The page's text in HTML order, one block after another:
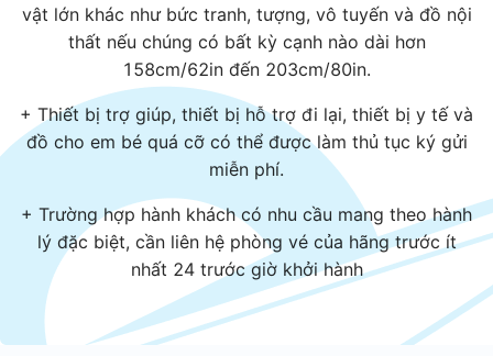
vật lớn khác như bức tranh, tượng, vô tuyến và đồ nội
thất nếu chúng có bất kỳ cạnh nào dài hơn
158cm/62in đến 203cm/80in.
+ Thiết bị trợ giúp, thiết bị hỗ trợ đi lại, thiết bị y tế và
đồ cho em bé quá cỡ có thể được làm thủ tục ký gửi
miễn phí.
+ Trường hợp hành khách có nhu cầu mang theo hành
lý đặc biệt, cần liên hệ phòng vé của hãng trước ít
nhất 24 trước giờ khởi hành